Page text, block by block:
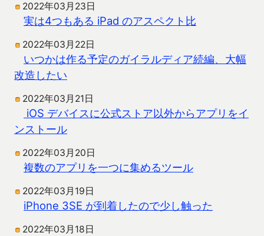
2022年03月23日
実は4つもある iPad のアスペクト比
2022年03月22日
いつかは作る予定のガイラルディア続編、大幅
改造したい
2022年03月21日
iOS デバイスに公式ストア以外からアプリをイ
ンストール
2022年03月20日
複数のアプリを一つに集めるツール
2022年03月19日
iPhone 3SE が到着したので少し触った
2022年03月18日